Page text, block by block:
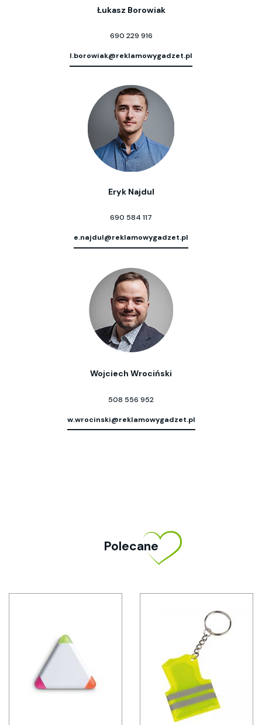
Łukasz Borowiak
690 229 916
l.borowiak@reklamowygadzet.pl
Eryk Najdul
690 584 117
e.najdul@reklamowygadzet.pl
Wojciech Wrociński
508 556 952
w.wrocinski@reklamowygadzet.pl
Polecane